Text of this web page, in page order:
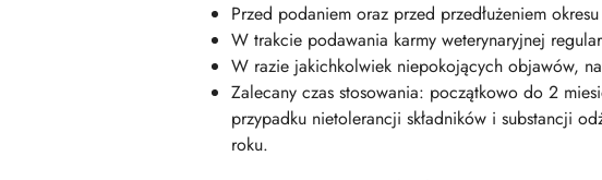
Przed podaniem oraz przed przedłużeniem
W trakcie podawania karmy weterynaryjnej
W razie jakichkolwiek niepokojących objawów,
Zalecany czas stosowania: początkowo do 2
przypadku nietolerancji składników i substancji
roku.